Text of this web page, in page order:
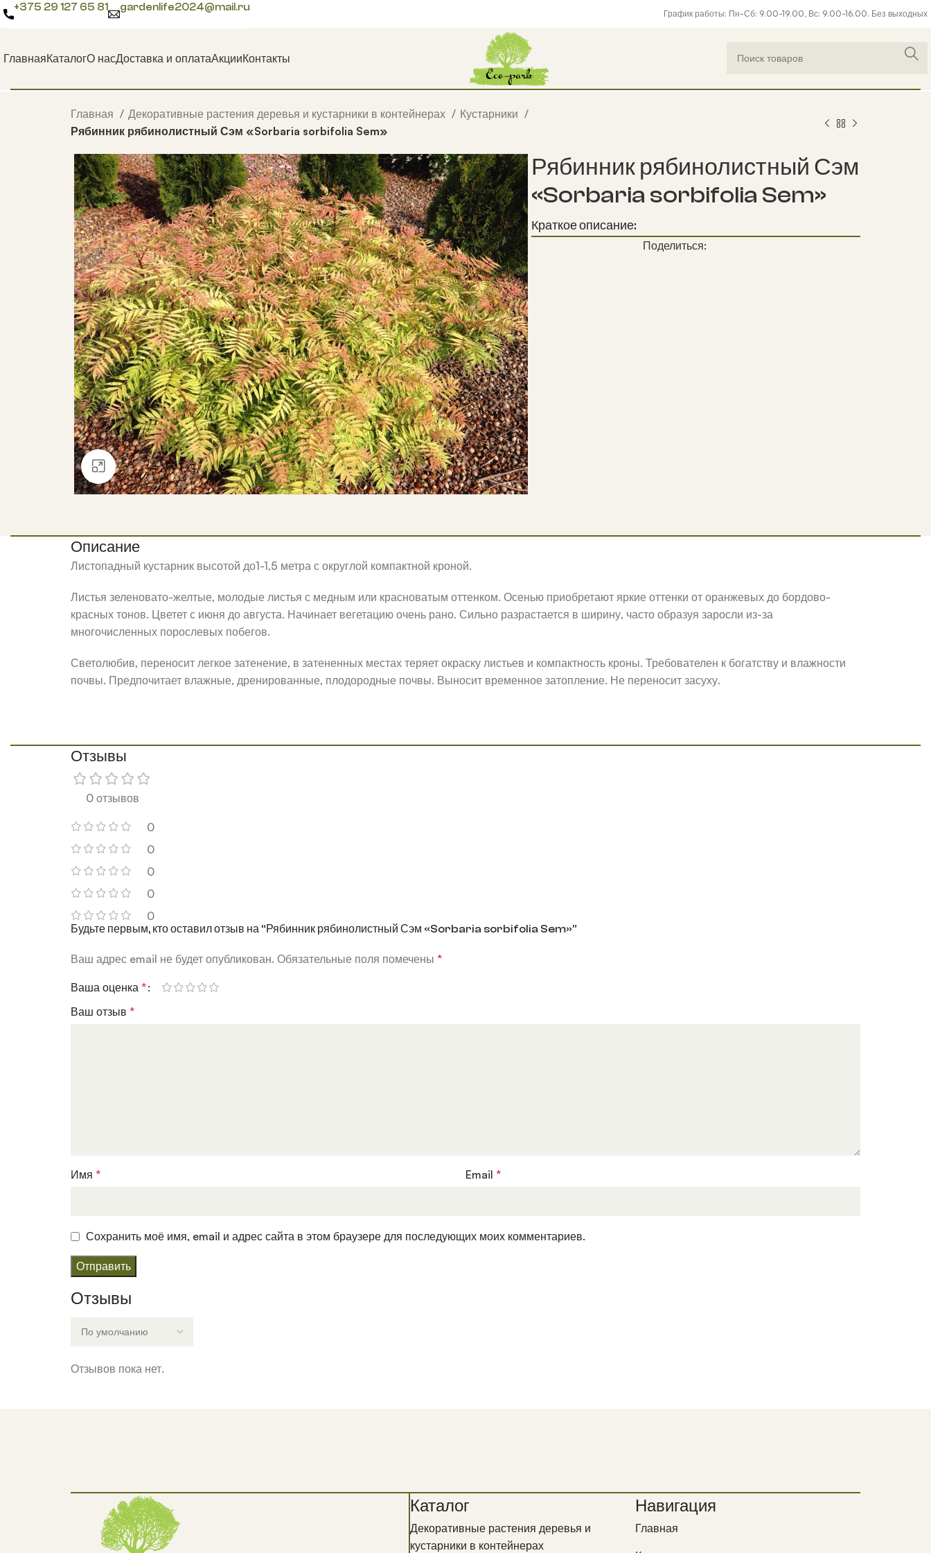
+375 29 127 65 81 gardenlife2024@mail.ru
График работы: Пн-Сб: 9.00-19.00, Вс: 9.00-16.00. Без выходных
ГлавнаяКаталогО насДоставка и оплатаАкцииКонтакты
Главная Декоративные растения деревья и кустарники в контейнерах
Кустарники
Рябинник рябинолистный Сэм «Sorbaria sorbifolia Sem»
Нажмите, чтобы увеличить
Рябинник рябинолистный Сэм
«Sorbaria sorbifolia Sem»
Краткое описание:
Поделиться:
Описание
Листопадный кустарник высотой до1-1,5 метра с округлой компактной кроной.
Листья зеленовато-желтые, молодые листья с медным или красноватым оттенком. Осенью приобретают яркие оттенки от оранжевых до бордово-
красных тонов. Цветет с июня до августа. Начинает вегетацию очень рано. Сильно разрастается в ширину, часто образуя заросли из-за
многочисленных порослевых побегов.
Светолюбив, переносит легкое затенение, в затененных местах теряет окраску листьев и компактность кроны. Требователен к богатству и влажности
почвы. Предпочитает влажные, дренированные, плодородные почвы. Выносит временное затопление. Не переносит засуху.
Отзывы
0 отзывов
0
0
0
0
0
Отзывы
Отзывов пока нет.
Будьте первым, кто оставил отзыв на “Рябинник рябинолистный Сэм «Sorbaria sorbifolia Sem»”
Ваш адрес email не будет опубликован. Обязательные поля помечены *
Ваша оценка *
Ваш отзыв *
Имя * Email *
Сохранить моё имя, email и адрес сайта в этом браузере для последующих моих комментариев.
Каталог
Декоративные растения деревья и
кустарники в контейнерах
Навигация
Главная